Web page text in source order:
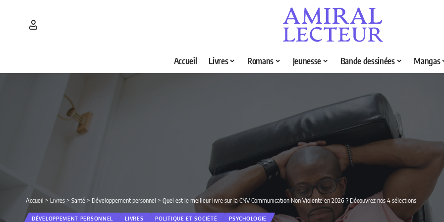
Accueil Livres Romans Jeunesse Bande dessinées Mangas
Accueil > Livres > Santé > Développement personnel > Quel est le meilleur livre sur la CNV Communication Non Violente en 2026 ? Découvrez nos 4 sélections
DÉVELOPPEMENT PERSONNEL LIVRES POLITIQUE ET SOCIÉTÉ PSYCHOLOGIE